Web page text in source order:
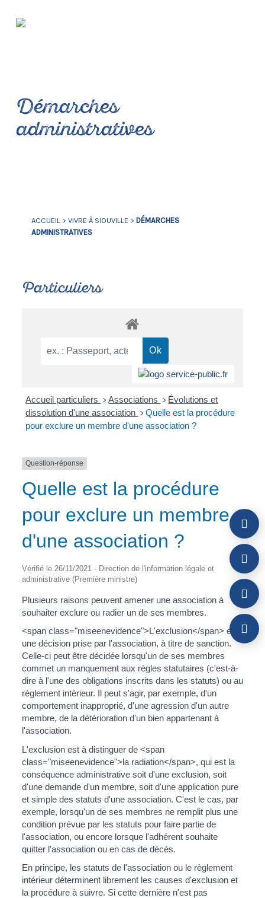
Démarches
administratives
ACCUEIL > VIVRE À SIOUVILLE > DÉMARCHES
ADMINISTRATIVES
Particuliers
Accueil particuliers > Associations > Évolutions et
dissolution d'une association > Quelle est la procédure
pour exclure un membre d'une association ?
Question-réponse
Quelle est la procédure
pour exclure un membre
d'une association ?
Vérifié le 26/11/2021 - Direction de l'information légale et
administrative (Première ministre)
Plusieurs raisons peuvent amener une association à
souhaiter exclure ou radier un de ses membres.
<span class="miseenevidence">L'exclusion</span> est
une décision prise par l'association, à titre de sanction.
Celle-ci peut être décidée lorsqu'un de ses membres
commet un manquement aux règles statutaires (c'est-à-
dire à l'une des obligations inscrits dans les statuts) ou au
règlement intérieur. Il peut s'agir, par exemple, d'un
comportement inapproprié, d'une agression d'un autre
membre, de la détérioration d'un bien appartenant à
l'association.
L'exclusion est à distinguer de <span
class="miseenevidence">la radiation</span>, qui est la
conséquence administrative soit d'une exclusion, soit
d'une demande d'un membre, soit d'une application pure
et simple des statuts d'une association. C'est le cas, par
exemple, lorsqu'un de ses membres ne remplit plus une
condition prévue par les statuts pour faire partie de
l'association, ou encore lorsque l'adhérent souhaite
quitter l'association ou en cas de décès.
En principe, les statuts de l'association ou le règlement
intérieur déterminent librement les causes d'exclusion et
la procédure à suivre. Si cette dernière n'est pas